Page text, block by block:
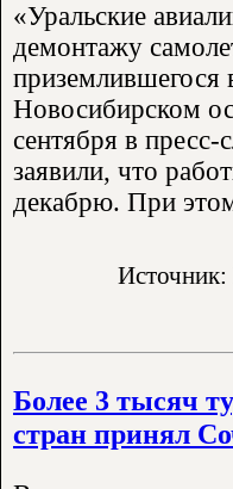
«Уральские
демонтажу
Новосибирском
сентября в пресс-
заявили, что
декабрю. При
Более 3 тысяч
стран принял